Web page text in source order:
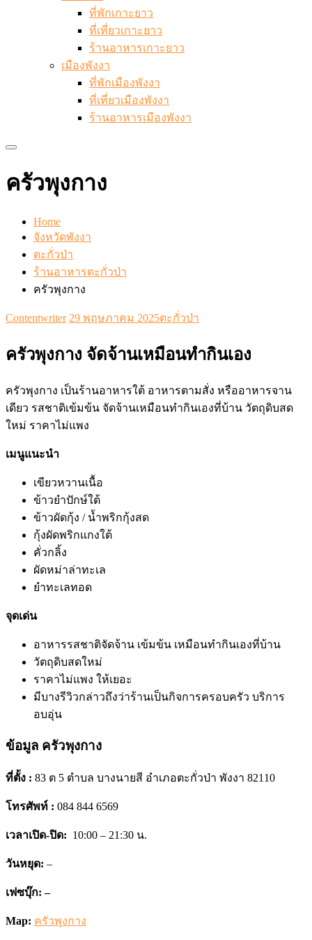
ที่พักเกาะยาว
ที่เที่ยวเกาะยาว
ร้านอาหารเกาะยาว
เมืองพังงา
ที่พักเมืองพังงา
ที่เที่ยวเมืองพังงา
ร้านอาหารเมืองพังงา
ครัวพุงกาง
Home
จังหวัดพังงา
ตะกั่วป่า
ร้านอาหารตะกั่วป่า
ครัวพุงกาง
Contentwriter 29 พฤษภาคม 2025ตะกั่วป่า
ครัวพุงกาง จัดจ้านเหมือนทำกินเอง
ครัวพุงกาง เป็นร้านอาหารใต้ อาหารตามสั่ง หรืออาหารจาน
เดียว รสชาติเข้มข้น จัดจ้านเหมือนทำกินเองที่บ้าน วัตถุดิบสด
ใหม่ ราคาไม่แพง
เมนูแนะนำ
เขียวหวานเนื้อ
ข้าวยำปักษ์ใต้
ข้าวผัดกุ้ง / น้ำพริกกุ้งสด
กุ้งผัดพริกแกงใต้
คั่วกลิ้ง
ผัดหม่าล่าทะเล
ยำทะเลทอด
จุดเด่น
อาหารรสชาติจัดจ้าน เข้มข้น เหมือนทำกินเองที่บ้าน
วัตถุดิบสดใหม่
ราคาไม่แพง ให้เยอะ
มีบางรีวิวกล่าวถึงว่าร้านเป็นกิจการครอบครัว บริการ
อบอุ่น
ข้อมูล ครัวพุงกาง
ที่ตั้ง : 83 ต 5 ตำบล บางนายสี อำเภอตะกั่วป่า พังงา 82110
โทรศัพท์ : 084 844 6569
เวลาเปิด-ปิด: 10:00 – 21:30 น.
วันหยุด: –
เฟซบุ๊ก: –
Map: ครัวพุงกาง